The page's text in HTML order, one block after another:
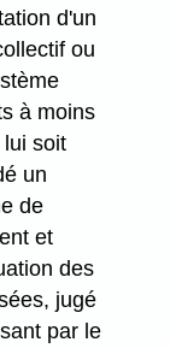
d'un
ou
à moins
soit
un
de
et
des
jugé
par le